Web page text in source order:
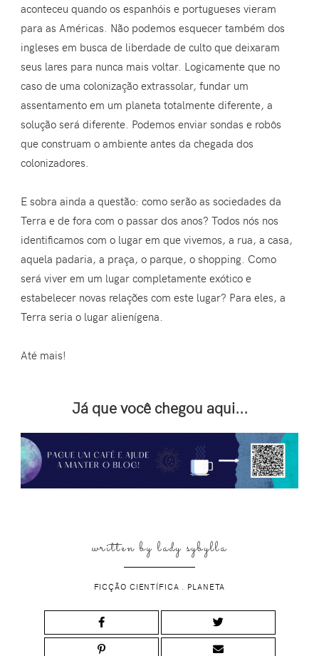
aconteceu quando os espanhóis e portugueses vieram
para as Américas. Não podemos esquecer também dos
ingleses em busca de liberdade de culto que deixaram
seus lares para nunca mais voltar. Logicamente que no
caso de uma colonização extrassolar, fundar um
assentamento em um planeta totalmente diferente, a
solução será diferente. Podemos enviar sondas e robôs
que construam o ambiente antes da chegada dos
colonizadores.
E sobra ainda a questão: como serão as sociedades da
Terra e de fora com o passar dos anos? Todos nós nos
identificamos com o lugar em que vivemos, a rua, a casa,
aquela padaria, a praça, o parque, o shopping. Como
será viver em um lugar completamente exótico e
estabelecer novas relações com este lugar? Para eles, a
Terra seria o lugar alienígena.
Até mais!
Já que você chegou aqui...
written bylady sybylla
FICÇÃO CIENTÍFICA PLANETA